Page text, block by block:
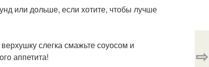
или дольше, если хотите, чтобы лучше
слегка смажьте соуосом и
аппетита!
⇨